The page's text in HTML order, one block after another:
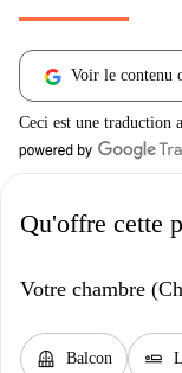
Voir le contenu
Ceci est une traduction
Qu'offre cette
Votre chambre
balcony Balcon airline_seat_flat